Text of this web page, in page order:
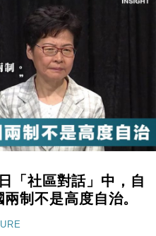
後回穩 全周仍升近2%
具「反」斗城亞洲CEO蔡德
連挫7周創逾3年最長跌勢
出口增近24%勝預期 貿易順
撐日圓 4月單日斥6.28萬億
快結束 承認部分彈藥庫存緊
出手 斥4億美元押注未上市公
「社區對話」中，自
制不是高度自治。